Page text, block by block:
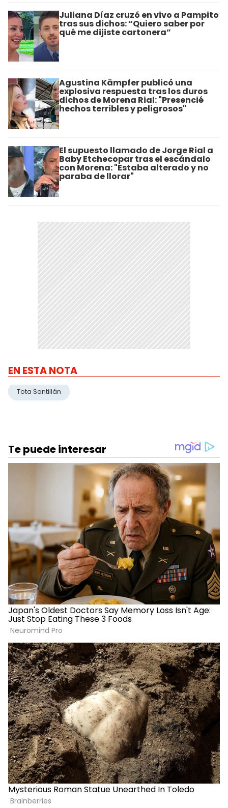
Juliana Díaz cruzó en vivo a Pampito
tras sus dichos: “Quiero saber por
qué me dijiste cartonera”
Agustina Kämpfer publicó una
explosiva respuesta tras los duros
dichos de Morena Rial: "Presencié
hechos terribles y peligrosos"
El supuesto llamado de Jorge Rial a
Baby Etchecopar tras el escándalo
con Morena: "Estaba alterado y no
paraba de llorar"
EN ESTA NOTA
Tota Santillán